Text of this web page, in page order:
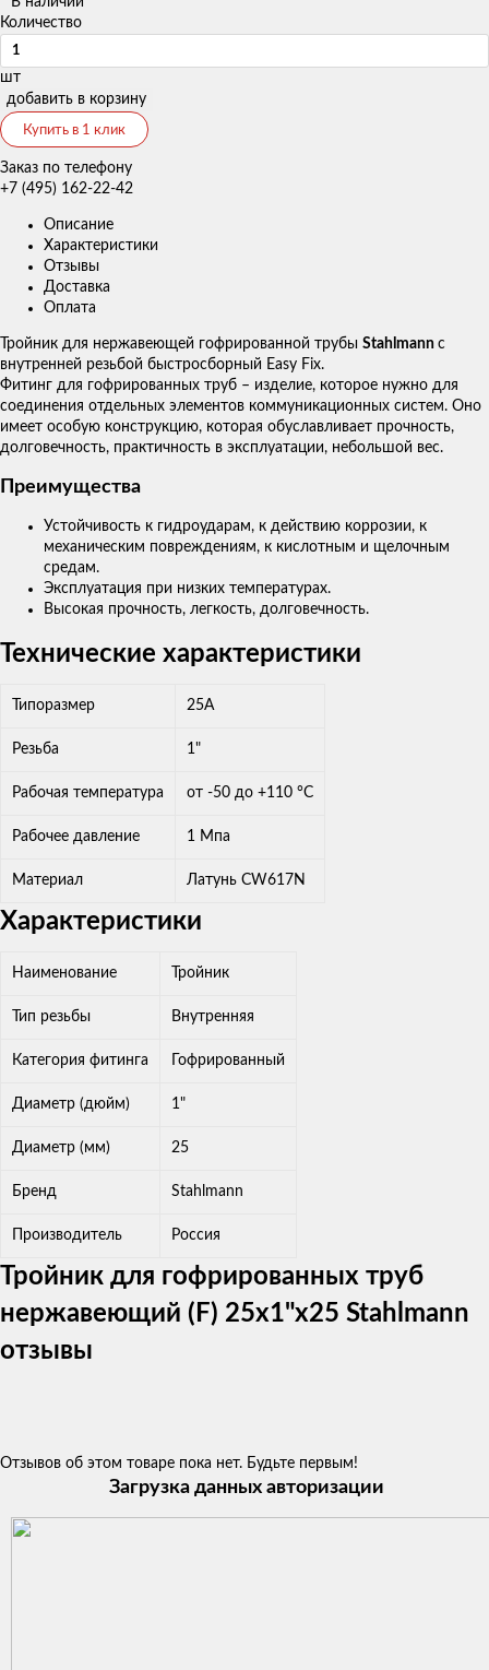
Количество
шт
добавить в корзину
Купить в 1 клик
Заказ по телефону
+7 (495) 162-22-42
Описание
Характеристики
Отзывы
Доставка
Оплата
Тройник для нержавеющей гофрированной трубы Stahlmann с
внутренней резьбой быстросборный Easy Fix.
Фитинг для гофрированных труб – изделие, которое нужно для
соединения отдельных элементов коммуникационных систем. Оно
имеет особую конструкцию, которая обуславливает прочность,
долговечность, практичность в эксплуатации, небольшой вес.
Преимущества
Устойчивость к гидроударам, к действию коррозии, к
механическим повреждениям, к кислотным и щелочным
средам.
Эксплуатация при низких температурах.
Высокая прочность, легкость, долговечность.
Технические характеристики
Типоразмер 25А
Резьба 1"
Рабочая температура от -50 до +110 °С
Рабочее давление 1 Мпа
Материал Латунь CW617N
Характеристики
Наименование Тройник
Тип резьбы Внутренняя
Категория фитинга Гофрированный
Диаметр (дюйм) 1"
Диаметр (мм) 25
Бренд Stahlmann
Производитель Россия
Тройник для гофрированных труб
нержавеющий (F) 25x1"х25 Stahlmann
отзывы
Отзывов об этом товаре пока нет. Будьте первым!
Загрузка данных авторизации